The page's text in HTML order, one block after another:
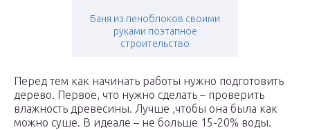
Баня из пеноблоков своими
руками поэтапное
строительство
Перед тем как начинать работы нужно подготовить
дерево. Первое, что нужно сделать – проверить
влажность древесины. Лучше ,чтобы она была как
можно суше. В идеале – не больше 15-20% воды.